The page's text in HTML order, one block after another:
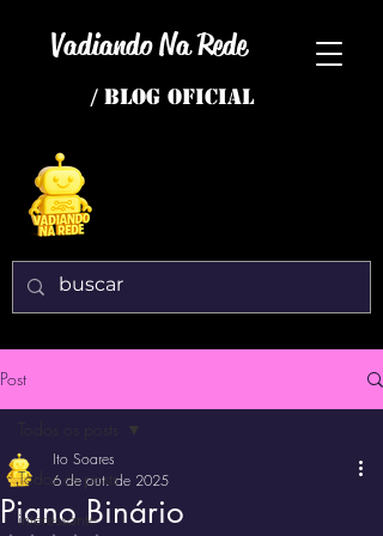
Vadiando Na Rede
/ BLOG OFICIAL
Post
Todos os posts
interessante
Piano Binário
Ito Soares
6 de out. de 2025